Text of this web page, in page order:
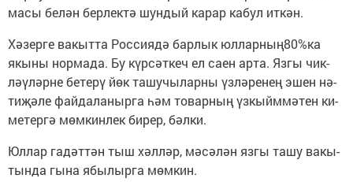
ма­сы бе­лән бер­лек­тә шун­дый ка­рар ка­бул ит­кән.
Хәзер­ге ва­кыт­та Рос­си­я­дә бар­лык юл­лар­ның80%ка
якы­ны нор­ма­да. Бу күр­сәт­кеч ел са­ен ар­та. Яз­гы чик­
ләү­ләр­не бе­те­рү йөк та­шу­чы­лар­ны үз­лә­ре­нең эшен нә­
ти­җә­ле фай­да­ла­ныр­га һәм то­вар­ның үз­кыйм­мә­тен ки­
ме­тер­гә мөм­кин­лек би­рер, бәл­ки.
Юл­лар га­дәт­тән тыш хәл­ләр, мәсә­лән яз­гы та­шу ва­кы­
тын­да гы­на ябы­лыр­га мөм­кин.